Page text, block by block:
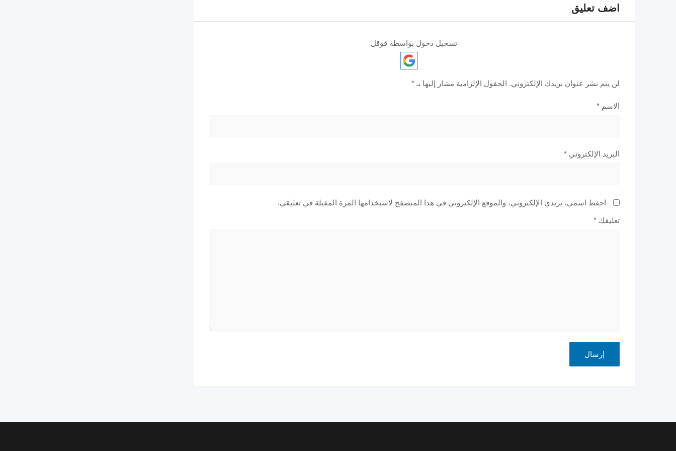
اضف تعليق
تسجيل دخول بواسطة قوقل
لن يتم نشر عنوان بريدك الإلكتروني. الحقول الإلزامية مشار إليها بـ *
الاسم *
البريد الإلكتروني *
احفظ اسمي، بريدي الإلكتروني، والموقع الإلكتروني في هذا المتصفح لاستخدامها المرة المقبلة في تعليقي.
تعليقك *